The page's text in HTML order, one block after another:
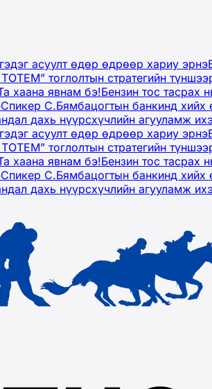
асуулт өдөр өдрөөр хариу эрнэ
тоглолтын стратегийн
хаана явнам бэ!Бензин тос тасрах
Спикер С.Бямбацогтын банкинд хийх
дахь нүүрсхүчлийн агууламж
асуулт өдөр өдрөөр хариу эрнэ
тоглолтын стратегийн
хаана явнам бэ!Бензин тос тасрах
Спикер С.Бямбацогтын банкинд хийх
дахь нүүрсхүчлийн агууламж